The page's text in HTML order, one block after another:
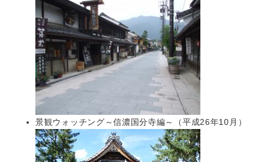
景観ウォッチング～信濃国分寺編～（平成26年10月）